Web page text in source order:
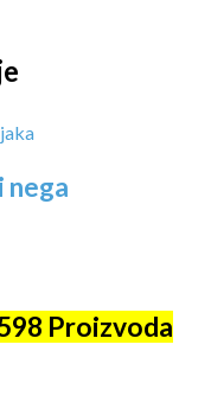
nega
Proizvoda